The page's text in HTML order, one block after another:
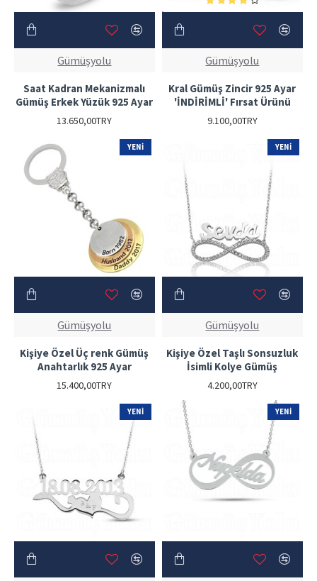
Gümüşyolu
Saat Kadran Mekanizmalı
Gümüş Erkek Yüzük 925 Ayar
13.650,00TRY
Gümüşyolu
Kral Gümüş Zincir 925 Ayar
'İNDİRİMLİ' Fırsat Ürünü
9.100,00TRY
YENI
Gümüşyolu
Kişiye Özel Üç renk Gümüş
Anahtarlık 925 Ayar
15.400,00TRY
YENI
Gümüşyolu
Kişiye Özel Taşlı Sonsuzluk
İsimli Kolye Gümüş
4.200,00TRY
YENI YENI